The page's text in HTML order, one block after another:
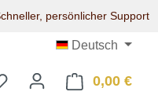
persönlicher Support
Deutsch
0,00 €